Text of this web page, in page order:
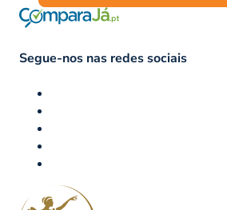
Segue-nos nas redes sociais